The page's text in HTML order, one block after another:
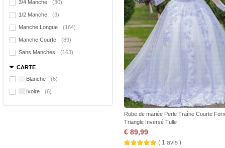
3/4 Manche (30)
1/2 Manche (3)
Manche Longue (164)
Manche Courte (89)
Sans Manches (163)
CARTE
Blanche
(6)
Ivoire (6)
Robe de mariée Perle Traîne Courte
Triangle Inversé Tulle
€ 89,99
( 1 avis )